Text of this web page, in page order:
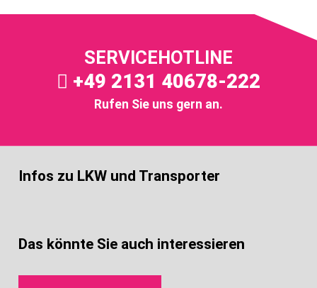
SERVICEHOTLINE
+49 2131 40678-222
Rufen Sie uns gern an.
Infos zu LKW und Transporter
Das könnte Sie auch interessieren